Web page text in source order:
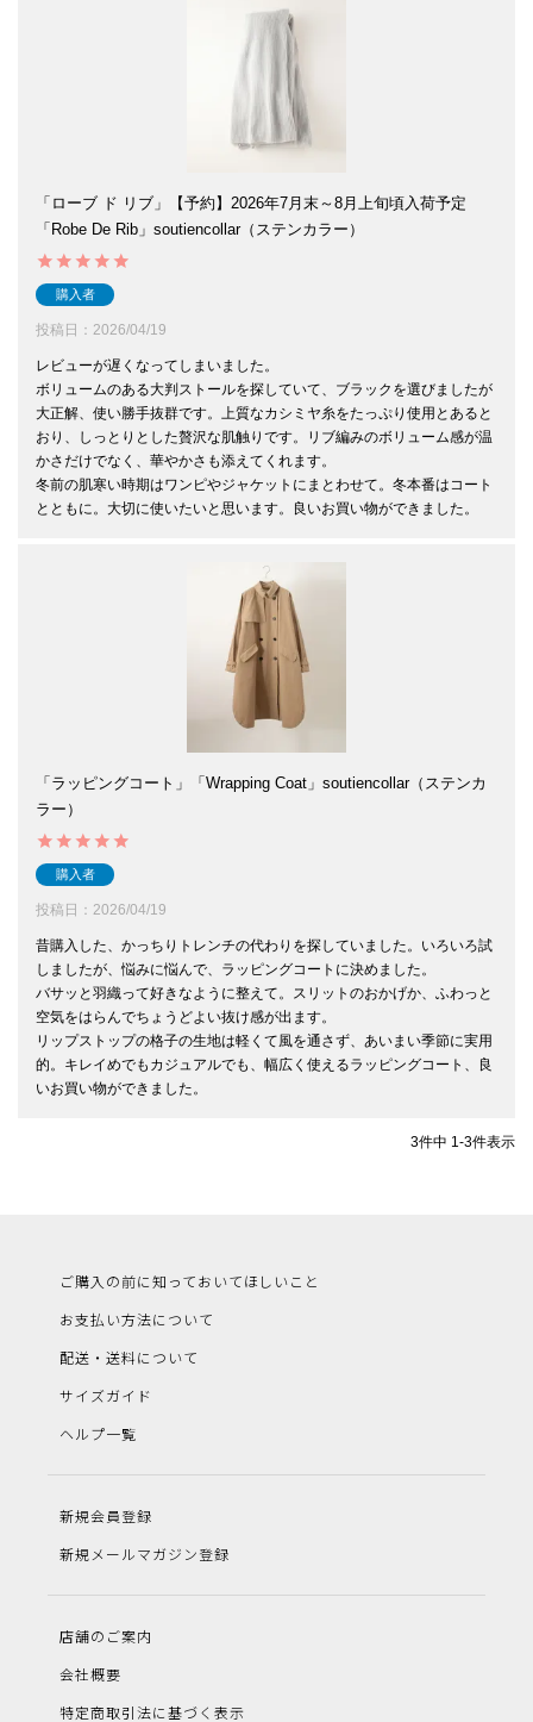
「ローブ ド リブ」【予約】2026年7月末～8月上旬頃入荷予定
「Robe De Rib」soutiencollar（ステンカラー）
購入者
投稿日 2026/04/19
レビューが遅くなってしまいました。
ボリュームのある大判ストールを探していて、ブラックを選びましたが
大正解、使い勝手抜群です。上質なカシミヤ糸をたっぷり使用とあると
おり、しっとりとした贅沢な肌触りです。リブ編みのボリューム感が温
かさだけでなく、華やかさも添えてくれます。
冬前の肌寒い時期はワンピやジャケットにまとわせて。冬本番はコート
とともに。大切に使いたいと思います。良いお買い物ができました。
「ラッピングコート」「Wrapping Coat」soutiencollar（ステンカ
ラー）
購入者
投稿日 2026/04/19
昔購入した、かっちりトレンチの代わりを探していました。いろいろ試
しましたが、悩みに悩んで、ラッピングコートに決めました。
バサッと羽織って好きなように整えて。スリットのおかげか、ふわっと
空気をはらんでちょうどよい抜け感が出ます。
リップストップの格子の生地は軽くて風を通さず、あいまい季節に実用
的。キレイめでもカジュアルでも、幅広く使えるラッピングコート、良
いお買い物ができました。
3件中 1-3件表示
ご購入の前に知っておいてほしいこと
お支払い方法について
配送・送料について
サイズガイド
ヘルプ一覧
新規会員登録
新規メールマガジン登録
店舗のご案内
会社概要
特定商取引法に基づく表示